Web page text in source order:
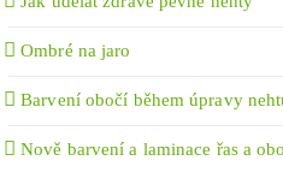
Ombré na jaro
Barvení obočí během úpravy
Nově barvení a laminace řas a